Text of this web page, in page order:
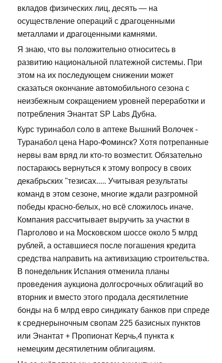
вкладов физических лиц, десять — на
осуществление операций с драгоценными
металлами и драгоценными камнями.
Я знаю, что вы положительно относитесь в
развитию национальной платежной системы. При
этом на их последующем снижении может
сказаться окончание автомобильного сезона с
неизбежным сокращением уровней переработки и
потребления Энантат SP Labs Дубна.
Курс туринабол соло в аптеке Вышний Волочек -
Туранабол цена Наро-Фоминск? Хотя потрепанные
нервы вам вряд ли кто-то возместит. Обязательно
постараюсь вернуться к этому вопросу в своих
декабрьских "тезисах..... Учитывая результаты
команд в этом сезоне, многие ждали разгромной
победы красно-белых, но всё сложилось иначе.
Компания рассчитывает выручить за участки в
Парголово и на Московском шоссе около 5 млрд
рублей, а оставшиеся после погашения кредита
средства направить на активизацию строительства.
В понедельник Испания отменила планы
проведения аукциона долгосрочных облигаций во
вторник и вместо этого продала десятилетние
бонды на 6 млрд евро синдикату банков при спреде
к среднерыночным свопам 225 базисных пунктов
или Энантат + Пропионат Керчь,4 пункта к
немецким десятилетним облигациям.